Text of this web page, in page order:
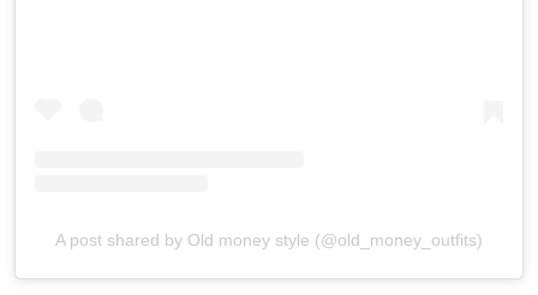
A post shared by Old money style (@old_money_outfits)